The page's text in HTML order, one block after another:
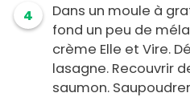
4
Dans un moule à
fond un peu de
crème Elle et Vire.
lasagne. Recouvrir
saumon.